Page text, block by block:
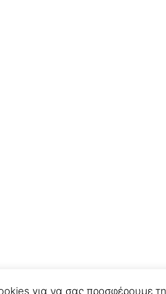
για να σας προσφέρουμε